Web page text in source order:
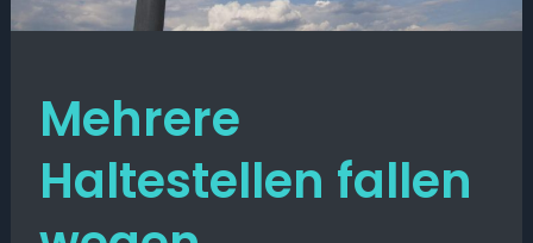
Mehrere
Haltestellen fallen